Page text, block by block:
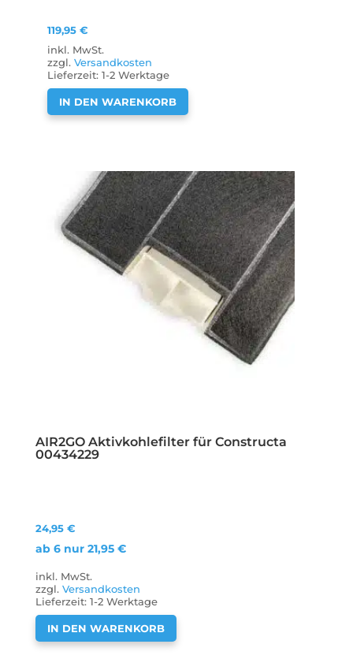
119,95 €
inkl. MwSt.
zzgl. Versandkosten
Lieferzeit: 1-2 Werktage
IN DEN WARENKORB
AIR2GO Aktivkohlefilter für Constructa
00434229
24,95€
ab 6 nur21,95€
inkl. MwSt.
zzgl.Versandkosten
Lieferzeit:1-2 Werktage
IN DEN WARENKORB